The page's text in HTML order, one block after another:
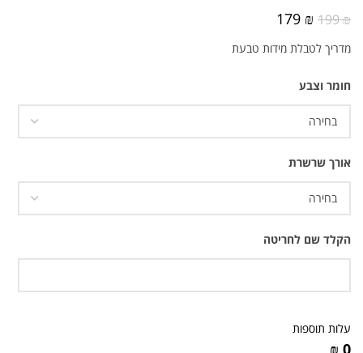
199₪
המחיר
היה:
179 ₪
הוא:
מדריך לטבלת מידות טבעת
חומר וצבע
אורך שרשרת
הקלד שם לחריטה
עלות תוספות
0 ₪